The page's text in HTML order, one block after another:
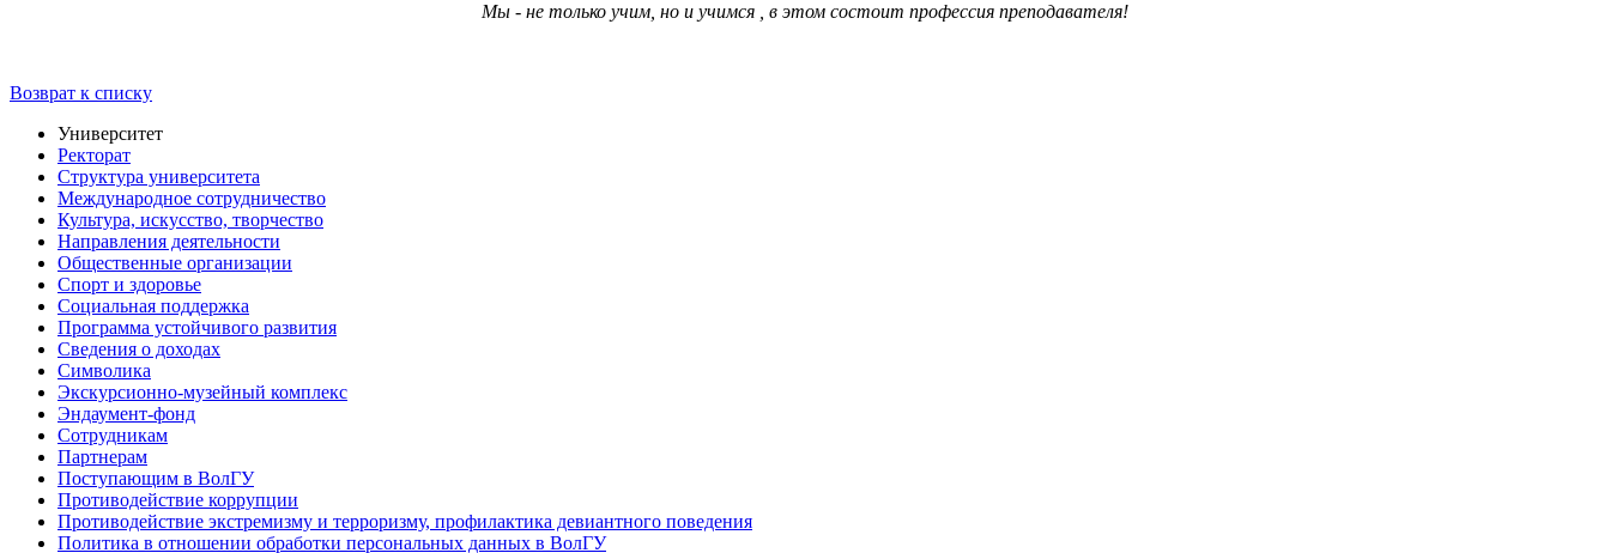
Мы - не только учим, но и учимся , в этом состоит профессия преподавателя!
Возврат к списку
Университет
Ректорат
Структура университета
Международное сотрудничество
Культура, искусство, творчество
Направления деятельности
Общественные организации
Спорт и здоровье
Социальная поддержка
Программа устойчивого развития
Сведения о доходах
Символика
Экскурсионно-музейный комплекс
Эндаумент-фонд
Сотрудникам
Партнерам
Поступающим в ВолГУ
Противодействие коррупции
Противодействие экстремизму и терроризму, профилактика девиантного поведения
Политика в отношении обработки персональных данных в ВолГУ